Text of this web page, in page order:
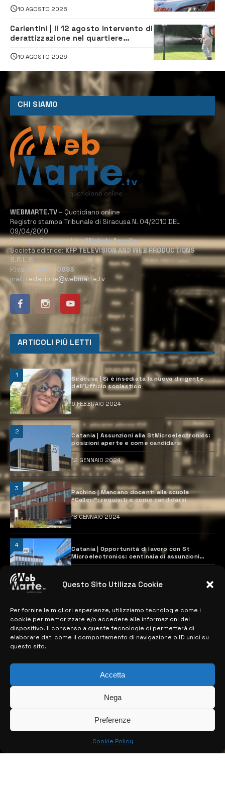
Questo Sito Utilizza Cookie
Per fornire le migliori esperienze, utilizziamo tecnologie come i
cookie per memorizzare e/o accedere alle informazioni del
dispositivo. Il consenso a queste tecnologie ci permetterà di
elaborare dati come il comportamento di navigazione o ID unici su
questo sito.
Accetta
Nega
Preferenze
Cookie Policy
10 AGOSTO 2026
Carlentini | Il 12 agosto intervento di
derattizzazione nel quartiere
10 AGOSTO 2026
CHI SIAMO
WEBMARTE.TV – Quotidiano online
Registro stampa Tribunale di Siracusa N. 04/2010 DEL
09/04/2010
Direttore Responsabile:Michele Accolla
Società editrice:KFP TELEVISION AND WEB PRODUCTIONS
S.R.L.S.
P.Iva: 02184950893
mail: redazione@webmarte.tv
ARTICOLI PIÙ LETTI
1
Siracusa | Si è insediata la nuova dirigente
dell’Ufficio scolastico
6 FEBBRAIO 2024
2
Catania | Assunzioni alla StMicroelectronics:
posizioni aperte e come candidarsi
12 GENNAIO 2024
3
Pachino | Mancano docenti alla scuola
“Calleri”: requisiti e come candidarsi
18 GENNAIO 2024
4
Catania | Opportunità di lavoro con St
Microelectronics: centinaia di assunzioni
previste
MAPPA DEL SITO
> NOTIZIE